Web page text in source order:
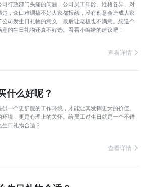
行政部门头痛的问题，公司员工年龄、性格各异、对
，众口难调搞不好大家都报怨，没有创意会造成大家
司发生日礼物的意义，最后让老板也不满意。想送个
的生日礼物还真不好选。看看小编给的建议吧！
查看详情
什么好呢？
一个更舒服的工作环境，才能让其发挥更大的价值。
境，更是心理上的关怀。给员工过生日就是一个不错
日礼物合适？
查看详情